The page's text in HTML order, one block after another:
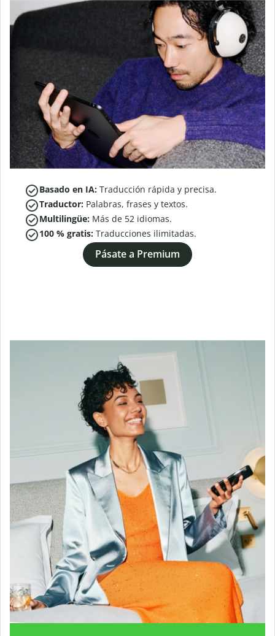
Basado en IA: Traducción rápida y precisa.
Traductor: Palabras, frases y textos.
Multilingüe: Más de 52 idiomas.
100 % gratis: Traducciones ilimitadas.
Pásate a Premium